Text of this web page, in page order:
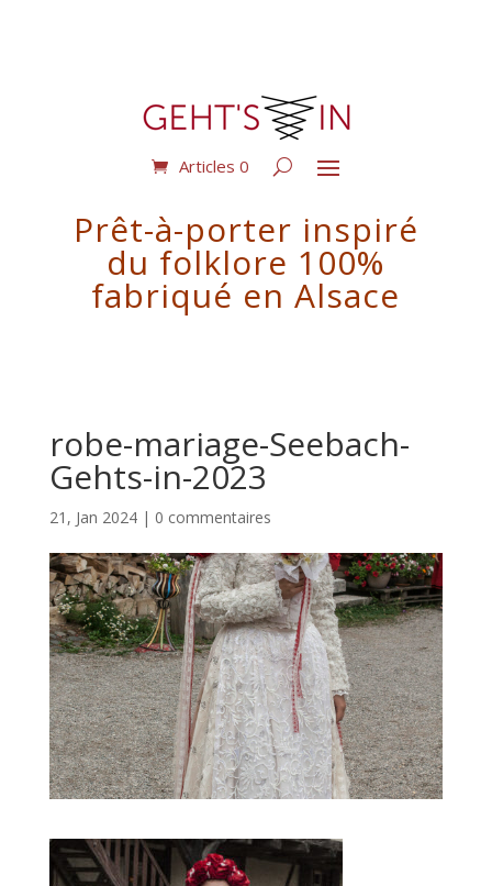
Articles 0
Prêt-à-porter inspiré
du folklore 100%
fabriqué en Alsace
robe-mariage-Seebach-
Gehts-in-2023
21, Jan 2024| 0 commentaires